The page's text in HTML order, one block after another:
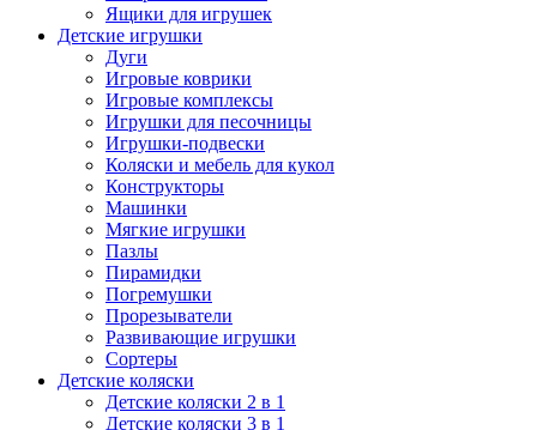
Ящики для игрушек
Детские игрушки
Дуги
Игровые коврики
Игровые комплексы
Игрушки для песочницы
Игрушки-подвески
Коляски и мебель для кукол
Конструкторы
Машинки
Мягкие игрушки
Пазлы
Пирамидки
Погремушки
Прорезыватели
Развивающие игрушки
Сортеры
Детские коляски
Детские коляски 2 в 1
Детские коляски 3 в 1